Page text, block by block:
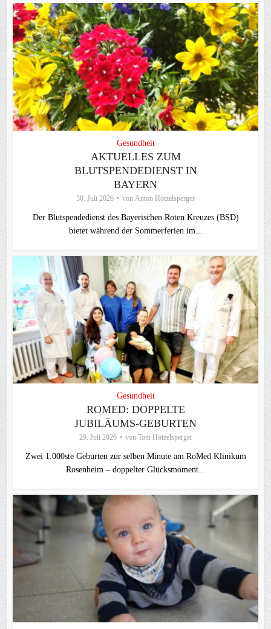
Gesundheit
AKTUELLES ZUM
BLUTSPENDEDIENST IN
BAYERN
30. Juli 2026 von Anton Hötzelsperger
Der Blutspendedienst des Bayerischen Roten Kreuzes (BSD)
bietet während der Sommerferien im...
Gesundheit
ROMED: DOPPELTE
JUBILÄUMS-GEBURTEN
29. Juli 2026 von Toni Hötzelsperger
Zwei 1.000ste Geburten zur selben Minute am RoMed Klinikum
Rosenheim – doppelter Glücksmoment...